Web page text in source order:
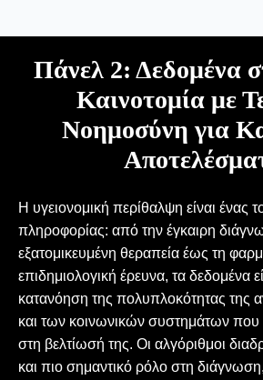
Πάνελ 2: Δεδομένα
Καινοτομία με
Νοημοσύνη για
Η υγειονομική περίθαλψη είναι ένας
πληροφορίας: από την έγκαιρη
εξατομικευμένη θεραπεία έως τη
επιδημιολογική έρευνα, τα δεδομένα
κατανόηση της πολυπλοκότητας της
και των κοινωνικών συστημάτων που
στη βελτίωσή της. Οι αλγόριθμοι
και πιο σημαντικό ρόλο στη